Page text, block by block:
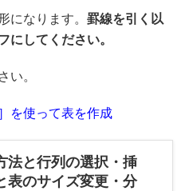
になります。 罫線を引く以
にしてください。
い。
を使って表を作成
法と行列の選択・挿
表のサイズ変更・分